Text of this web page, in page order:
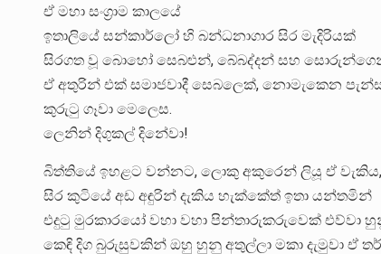
ඒ මහා සංග්‍රාම කාලයේ
ඉතාලියේ සන්කාර්ලෝ හි බන්ධනාගාර සිර මැදිරියක්
සිරගත වූ බොහෝ සෙබළුන්, බේබද්දන් සහ
ඒ අතුරින් එක් සමාජවාදී සෙබලෙක්, නොමැකෙන
කුරුටු ගෑවා මෙලෙස.
ලෙනින් දිගුකල් දිනේවා!
බිත්තියේ ඉහළට වන්නට, ලොකු අකුරෙන් ලියූ ඒ වැකිය,
සිර කුටියේ අඩ අඳුරින් දැකිය හැක්කේත් ඉතා යන්තමින්
එදුටු මුරකාරයෝ වහා වහා පින්තාරුකරුවෙක් එව්වා
කෙඳි දිග බුරුසුවකින් ඔහු හුනු අතුල්ලා මකා දැමුවා ඒ